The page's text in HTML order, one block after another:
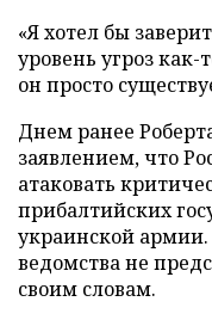
«Я хотел бы
уровень угроз
он просто
Днем ранее
заявлением, что
атаковать
прибалтийских
украинской армии.
ведомства не
своим словам.